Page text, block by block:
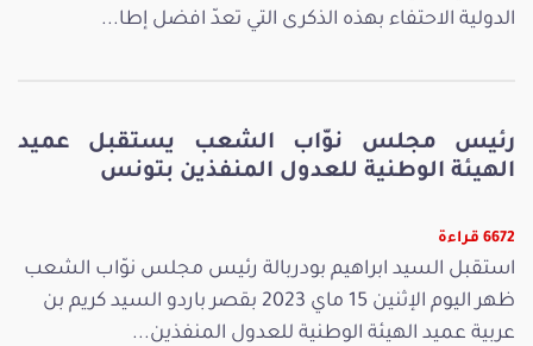
الدولية الاحتفاء بهذه الذكرى التي تعدّ افضل إطا...
رئيس مجلس نوّاب الشعب يستقبل عميد
الهيئة الوطنية للعدول المنفذين بتونس
6672 قراءة
استقبل السيد ابراهيم بودربالة رئيس مجلس نوّاب الشعب
ظهر اليوم الإثنين 15 ماي 2023 بقصر باردو السيد كريم بن
عربية عميد الهيئة الوطنية للعدول المنفذين...